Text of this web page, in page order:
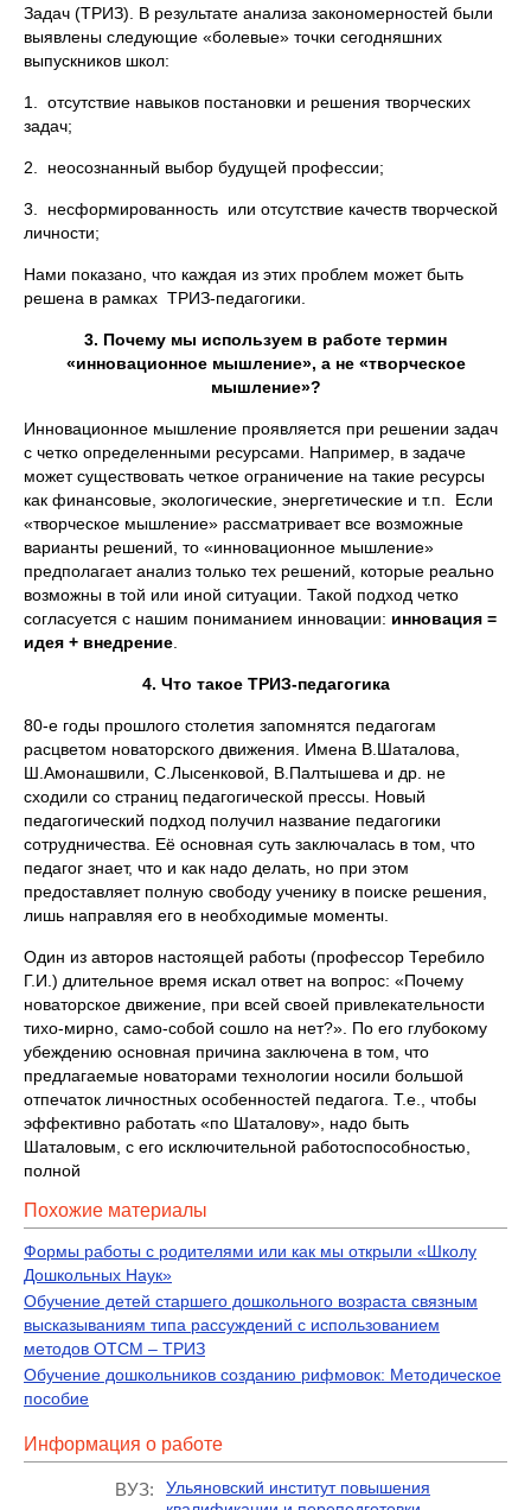
Задач (ТРИЗ). В результате анализа закономерностей были
выявлены следующие «болевые» точки сегодняшних
выпускников школ:
1. отсутствие навыков постановки и решения творческих
задач;
2. неосознанный выбор будущей профессии;
3. несформированность или отсутствие качеств творческой
личности;
Нами показано, что каждая из этих проблем может быть
решена в рамках ТРИЗ-педагогики.
3. Почему мы используем в работе термин
«инновационное мышление», а не «творческое
мышление»?
Инновационное мышление проявляется при решении задач
с четко определенными ресурсами. Например, в задаче
может существовать четкое ограничение на такие ресурсы
как финансовые, экологические, энергетические и т.п. Если
«творческое мышление» рассматривает все возможные
варианты решений, то «инновационное мышление»
предполагает анализ только тех решений, которые реально
возможны в той или иной ситуации. Такой подход четко
согласуется с нашим пониманием инновации: инновация =
идея + внедрение
4. Что такое ТРИЗ-педагогика
80-е годы прошлого столетия запомнятся педагогам
расцветом новаторского движения. Имена В.Шаталова,
Ш.Амонашвили, С.Лысенковой, В.Палтышева и др. не
сходили со страниц педагогической прессы. Новый
педагогический подход получил название педагогики
сотрудничества. Её основная суть заключалась в том, что
педагог знает, что и как надо делать, но при этом
предоставляет полную свободу ученику в поиске решения,
лишь направляя его в необходимые моменты.
Один из авторов настоящей работы (профессор Теребило
Г.И.) длительное время искал ответ на вопрос: «Почему
новаторское движение, при всей своей привлекательности
тихо-мирно, само-собой сошло на нет?». По его глубокому
убеждению основная причина заключена в том, что
предлагаемые новаторами технологии носили большой
отпечаток личностных особенностей педагога. Т.е., чтобы
эффективно работать «по Шаталову», надо быть
Шаталовым, с его исключительной работоспособностью,
полной
Похожие материалы
Формы работы с родителями или как мы открыли «Школу
Дошкольных Наук»
Обучение детей старшего дошкольного возраста связным
высказываниям типа рассуждений с использованием
методов ОТСМ – ТРИЗ
Обучение дошкольников созданию рифмовок: Методическое
пособие
Информация о работе
ВУЗ:
Ульяновский институт повышения